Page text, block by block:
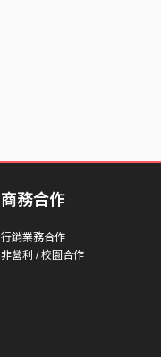
商務合作
行銷業務合作
非營利 / 校園合作